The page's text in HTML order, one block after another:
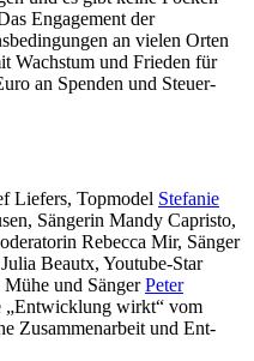
Engagement der
an vielen Orten
Wachs­tum und Frieden für
an Spenden und Steuer­
Liefers, Top­model Stefanie
Sängerin Mandy Capristo,
Rebecca Mir, Sänger
Beautx, Youtube-Star
und SängerPeter
wirkt“ vom
Zu­sammen­arbeit und Ent­